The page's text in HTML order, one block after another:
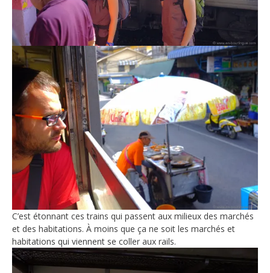
C’est étonnant ces trains qui passent aux milieux des marchés
et des habitations. À moins que ça ne soit les marchés et
habitations qui viennent se coller aux rails.